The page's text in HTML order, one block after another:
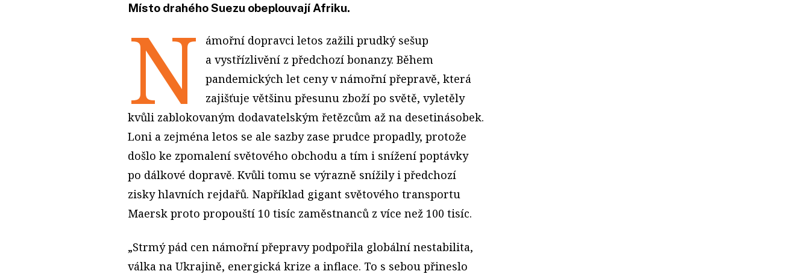
Místo drahého Suezu obeplouvají Afriku.
N
ámořní dopravci letos zažili prudký sešup
a vystřízlivění z předchozí bonanzy. Během
pandemických let ceny v námořní přepravě, která
zajišťuje většinu přesunu zboží po světě, vyletěly
kvůli zablokovaným dodavatelským řetězcům až na desetinásobek.
Loni a zejména letos se ale sazby zase prudce propadly, protože
došlo ke zpomalení světového obchodu a tím i snížení poptávky
po dálkové dopravě. Kvůli tomu se výrazně snížily i předchozí
zisky hlavních rejdařů. Například gigant světového transportu
Maersk proto propouští 10 tisíc zaměstnanců z více než 100 tisíc.
„Strmý pád cen námořní přepravy podpořila globální nestabilita,
válka na Ukrajině, energická krize a inflace. To s sebou přineslo